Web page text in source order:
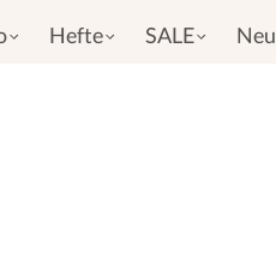
Hefte SALE Neu